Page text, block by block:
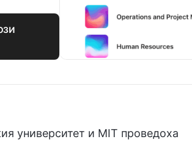
университет и MIT проведоха